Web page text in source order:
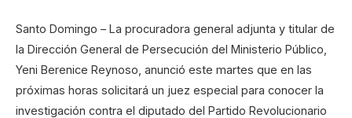
Santo Domingo – La procuradora general adjunta y titular de
la Dirección General de Persecución del Ministerio Público,
Yeni Berenice Reynoso, anunció este martes que en las
próximas horas solicitará un juez especial para conocer la
investigación contra el diputado del Partido Revolucionario